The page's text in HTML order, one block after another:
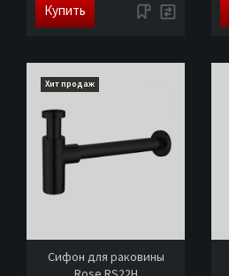
Купить
Хит продаж
Сифон для раковины